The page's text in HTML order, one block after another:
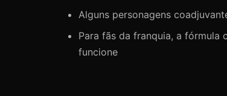
Alguns personagens
Para fãs da franquia, a fórmula
funcione